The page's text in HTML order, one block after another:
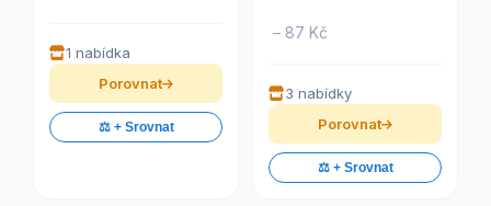
1 nabídka
Porovnat
⚖️ + Srovnat
– 87 Kč
3 nabídky
Porovnat
⚖️ + Srovnat